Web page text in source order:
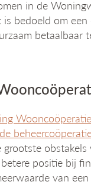
in de
bedoeld om
betaalbaar
de
positie bij
van